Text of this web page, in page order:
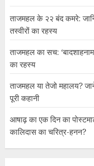
ताजमहल के २२ बंद कमरे:
तस्वीरों का रहस्य
ताजमहल का सच:
का रहस्य
ताजमहल या तेजो महालय?
पूरी कहानी
आषाढ़ का एक दिन का
कालिदास का चरित्र-हनन?